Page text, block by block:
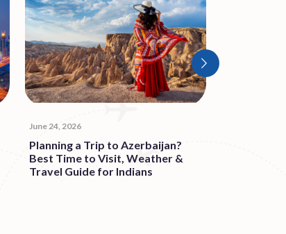
June 24, 2026
Planning a Trip to Azerbaijan?
Best Time to Visit, Weather &
Travel Guide for Indians